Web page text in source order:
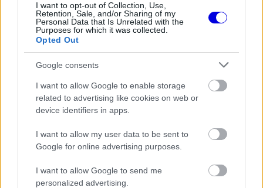
I want to opt-out of Collection, Use,
Retention, Sale, and/or Sharing of my
Personal Data that Is Unrelated with the
Purposes for which it was collected.
Opted Out
Google consents
I want to allow Google to enable storage
related to advertising like cookies on web or
device identifiers in apps.
I want to allow my user data to be sent to
Google for online advertising purposes.
I want to allow Google to send me
personalized advertising.
pletykák valódi okát
FORMA-1
A Hondánál hisznek az áttörésben,
Holland Nagydíjra az Aston
Martinnal
Fókuszban a gumikezelés
„A virtuális biztonsági autó nélkül is jó helyzetben
lett volna. Erős versenyt futottunk, előzetesen is